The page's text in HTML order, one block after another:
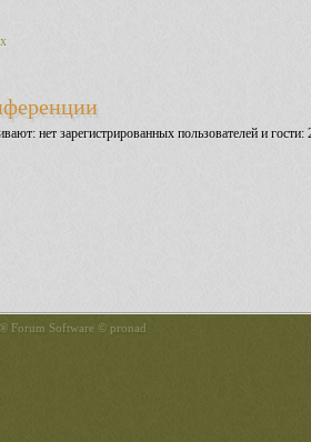
нет зарегистрированных пользователей и гости:
Forum Software © pronad